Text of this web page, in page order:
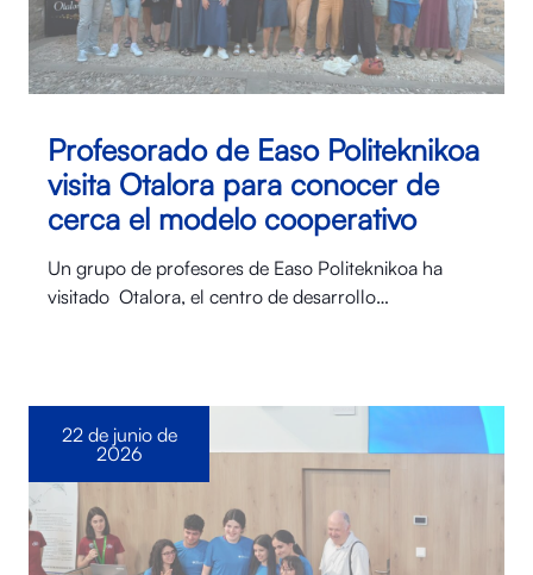
Profesorado de Easo Politeknikoa
visita Otalora para conocer de
cerca el modelo cooperativo
Un grupo de profesores de Easo Politeknikoa ha
visitado Otalora⁠, el centro de desarrollo…
22 de junio de
2026